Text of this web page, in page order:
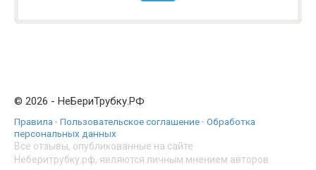
© 2026 - НеБериТрубку.РФ
Правила · Пользовательское соглашение · Обработка
персональных данных
Все отзывы, опубликованные на сайте
Неберитрубку.рф, являются личным мнением авторов